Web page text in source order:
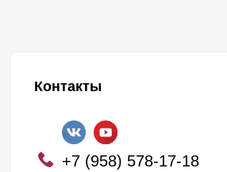
Контакты
+7 (958) 578-17-18